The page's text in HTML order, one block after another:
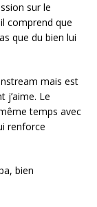
sur le
comprend que
que du bien lui
mais est
j’aime. Le
temps avec
renforce
bien